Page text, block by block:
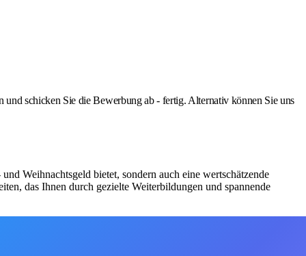
schicken Sie die Bewerbung ab - fertig. Alternativ können Sie uns
Weihnachtsgeld bietet, sondern auch eine wertschätzende
das Ihnen durch gezielte Weiterbildungen und spannende